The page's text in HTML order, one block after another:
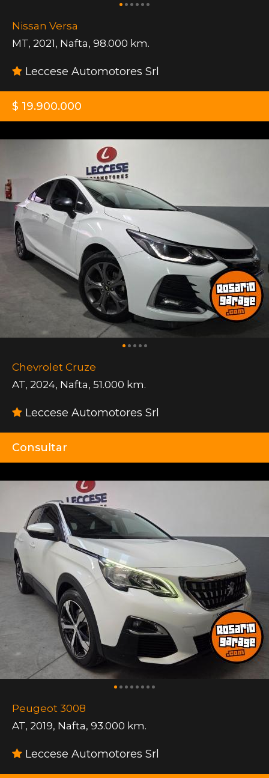
Nissan Versa
MT, 2021, Nafta, 98.000 km.
Leccese Automotores Srl
$ 19.900.000
Chevrolet Cruze
AT, 2024, Nafta, 51.000 km.
Leccese Automotores Srl
Consultar
Peugeot 3008
AT, 2019, Nafta, 93.000 km.
Leccese Automotores Srl